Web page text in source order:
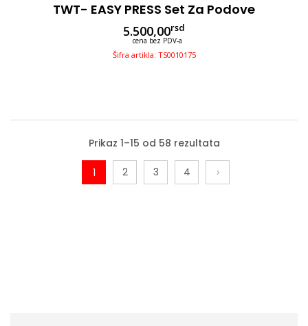
TWT- EASY PRESS Set Za Podove
5.500,00rsd
cena bez PDV-a
Šifra artikla: TS0010175
Prikaz 1–15 od 58 rezultata
1 2 3 4